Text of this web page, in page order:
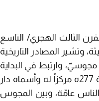
الثالث الهجري/ التاسع
وتشير المصادر التاريخية
وارتبط في البداية
بالمذهب الإسماعيلي، وسرعان ما انقلب عليه وأنشأ مذهبه الخاصّ به، وجعل من الكوفة سنة 277ه مركزاً له وأسماه دار
عامّة، وبين المجوس